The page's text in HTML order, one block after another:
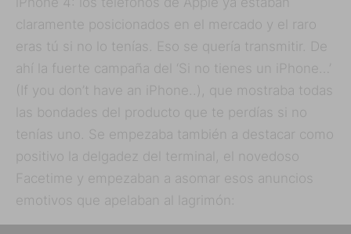
claramente posicionados en el mercado y el raro
eras tú si no lo tenías. Eso se quería transmitir. De
ahí la fuerte campaña del ‘Si no tienes un iPhone…’
(If you don’t have an iPhone..), que mostraba todas
las bondades del producto que te perdías si no
tenías uno. Se empezaba también a destacar como
positivo la delgadez del terminal, el novedoso
Facetime y empezaban a asomar esos anuncios
emotivos que apelaban al lagrimón: